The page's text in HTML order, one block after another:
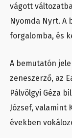
vágott
Nyomda Nyrt. A
forgalomba, és
A bemutatón
zeneszerző, az
Pálvölgyi Géza
József, valamint
években